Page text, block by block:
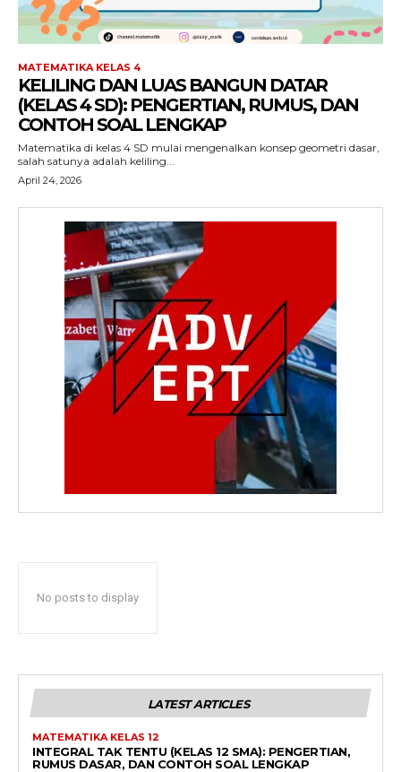
MATEMATIKA KELAS 4
KELILING DAN LUAS BANGUN DATAR
(KELAS 4 SD): PENGERTIAN, RUMUS, DAN
CONTOH SOAL LENGKAP
Matematika di kelas 4 SD mulai mengenalkan konsep geometri dasar,
salah satunya adalah keliling...
April 24, 2026
No posts to display
LATEST ARTICLES
MATEMATIKA KELAS 12
INTEGRAL TAK TENTU (KELAS 12 SMA): PENGERTIAN,
RUMUS DASAR, DAN CONTOH SOAL LENGKAP